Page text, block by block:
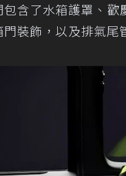
包含了水箱護罩、
門裝飾，以及排氣尾